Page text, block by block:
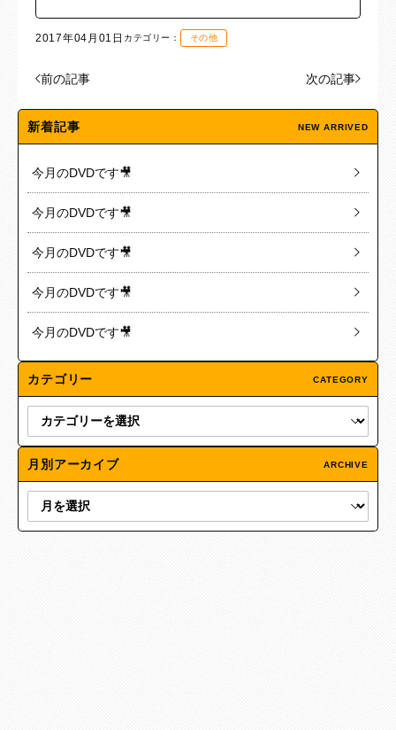
2017年04月01日 カテゴリー： その他
前の記事 次の記事
新着記事 NEW ARRIVED
今月のDVDです🎥
今月のDVDです🎥
今月のDVDです🎥
今月のDVDです🎥
今月のDVDです🎥
カテゴリー CATEGORY
月別アーカイブ ARCHIVE